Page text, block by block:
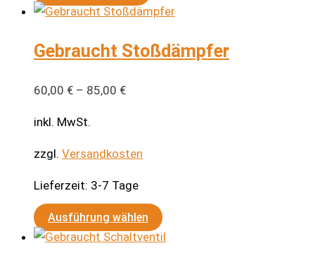
Gebraucht Stoßdämpfer
60,00 € – 85,00 €
inkl. MwSt.
zzgl. Versandkosten
Lieferzeit: 3-7 Tage
Ausführung wählen
Dieses
Produkt